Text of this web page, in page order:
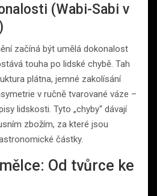
(Wabi-Sabi v
začíná být umělá dokonalost
touha po lidské chybě. Tah
plátna, jemné zakolísání
v ručně tvarované váze –
lidskosti. Tyto „chyby“ dávají
zbožím, za které jsou
částky.
Od tvůrce ke